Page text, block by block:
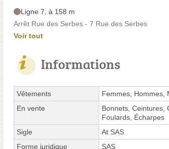
Ligne 7, à 158 m
Arrêt Rue des Serbes - 7 Rue des Serbes
Voir tout
Informations
Vêtements
Femmes, Hommes,
En vente
Bonnets, Ceintures,
Foulards, Écharpes
Sigle
At SAS
Forme juridique
SAS